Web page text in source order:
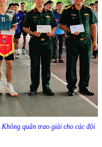
quân trao giải cho các đội